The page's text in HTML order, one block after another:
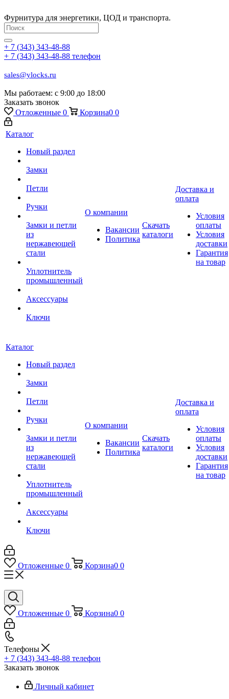
Фурнитура для энергетики, ЦОД и транспорта.
+ 7 (343) 343-48-88
+ 7 (343) 343-48-88 телефон
sales@ylocks.ru
Мы работаем: с 9:00 до 18:00
Заказать звонок
Отложенные 0 Корзина0 0
Каталог
Новый раздел
Замки
Петли
Ручки
Замки и петли
из
нержавеющей
стали
Уплотнитель
промышленный
Аксессуары
Ключи
О компании
Вакансии
Политика
Скачать
каталоги
Доставка и
оплата
Условия
оплаты
Условия
доставки
Гарантия
на товар
Каталог
Новый раздел
Замки
Петли
Ручки
Замки и петли
из
нержавеющей
стали
Уплотнитель
промышленный
Аксессуары
Ключи
О компании
Вакансии
Политика
Скачать
каталоги
Доставка и
оплата
Условия
оплаты
Условия
доставки
Гарантия
на товар
Отложенные 0 Корзина0 0
Отложенные 0 Корзина0 0
Телефоны
+ 7 (343) 343-48-88 телефон
Заказать звонок
Личный кабинет